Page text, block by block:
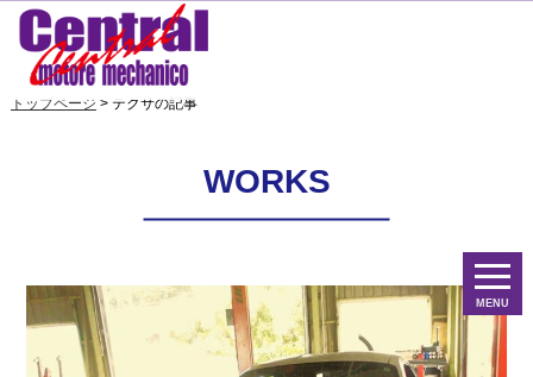
MENU
トップページ > テクサの記事
WORKS